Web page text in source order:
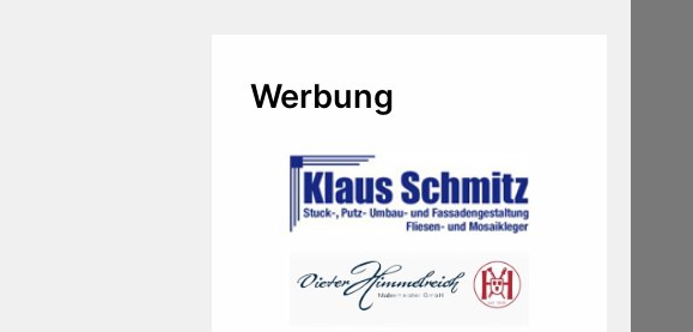
Werbung